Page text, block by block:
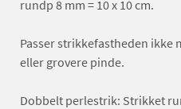
rundp 8 mm = 10 x 10 cm.
Passer strikkefastheden ikke
eller grovere pinde.
Dobbelt perlestrik: Strikket